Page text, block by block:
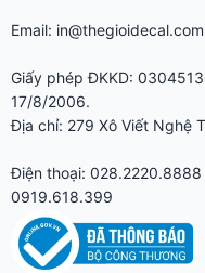
Email: in@thegioidecal.com
Giấy phép ĐKKD:
17/8/2006.
Địa chỉ: 279 Xô Viết Nghệ
Điện thoại:
0919.618.399